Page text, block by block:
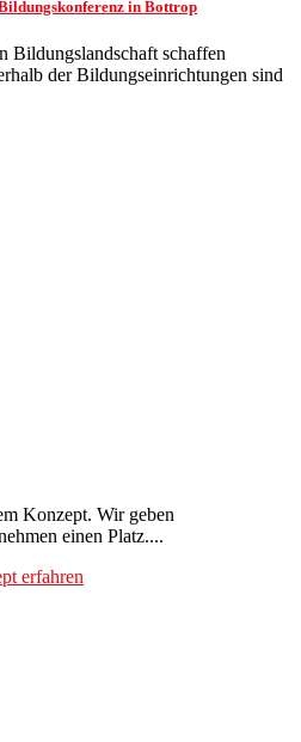
in Bottrop
Bildungslandschaft schaffen
der Bildungseinrichtungen sind
Konzept. Wir geben
einen Platz....
erfahren